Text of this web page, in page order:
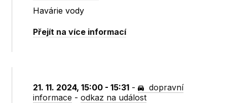
Havárie vody
Přejít na více informací
21. 11. 2024, 15:00 - 15:31 -
dopravní
informace -odkaz na událost